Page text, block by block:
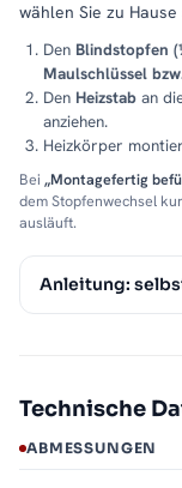
wählen Sie zu
Den Blindstopfen
Maulschlüssel
Den Heizstab an
anziehen.
Heizkörper
Bei „Montagefertig
dem Stopfenwechsel
ausläuft.
Anleitung:
Technische
ABMESSUNGEN